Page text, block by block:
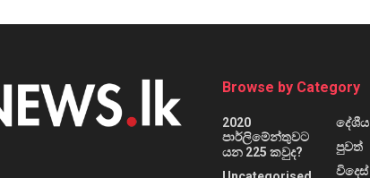
Browse by Category
2020
පාර්ලිමේන්තුවට
යන 225 කවුද?
දේශීය
පුවත්
විදෙස්